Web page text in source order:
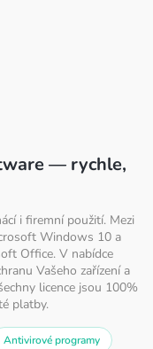
— rychle,
i firemní použití. Mezi
Windows 10 a
Office. V nabídce
Vašeho zařízení a
licence jsou 100%
platby.
Antivirové programy